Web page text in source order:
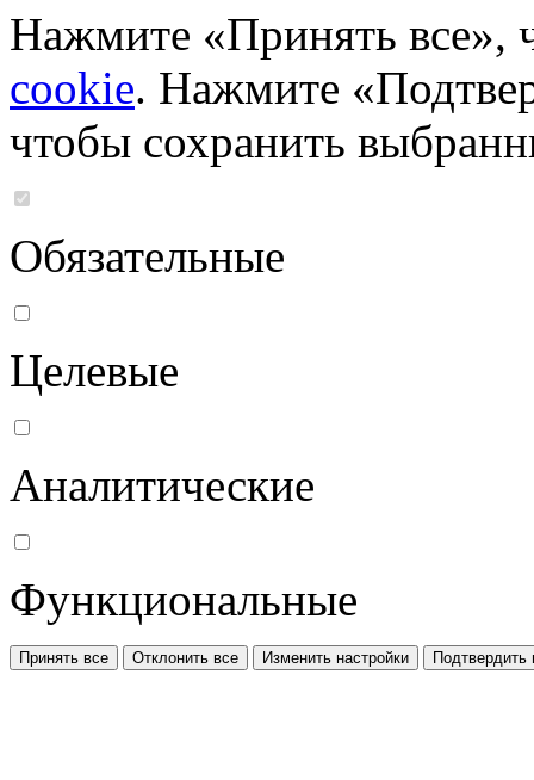
Нажмите «Принять все»,
cookie. Нажмите
чтобы сохранить
Обязательные
Целевые
Аналитические
Функциональные
Принять все Отклонить все Изменить настройки Подтвердить